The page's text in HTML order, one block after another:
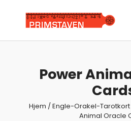
search
Power
Hjem /Engle-Orakel-Tarotkort
Animal Oracle